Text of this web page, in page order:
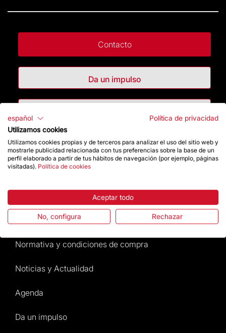
Contacto
Da un impulso
Destacados
La Fundación
Preguntas frecuentes
Atención al Visitante
Normativa y condiciones de compra
Noticias y Actualidad
Agenda
Da un impulso
español
Política de privacidad
Utilizamos cookies
Utilizamos cookies propias y de terceros para analizar el uso del sitio web y
mostrarle publicidad relacionada con tus preferencias sobre la base de un
perfil elaborado a partir de tus hábitos de navegación (por ejemplo, páginas
visitadas). Política de cookies
Aceptar todo
No, configura Rechazar